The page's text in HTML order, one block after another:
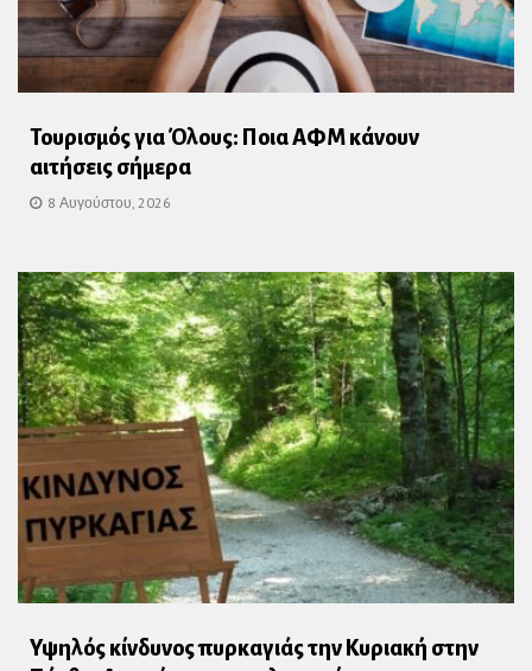
Τουρισμός για Όλους: Ποια ΑΦΜ κάνουν
αιτήσεις σήμερα
8 Αυγούστου, 2026
Υψηλός κίνδυνος πυρκαγιάς την Κυριακή στην